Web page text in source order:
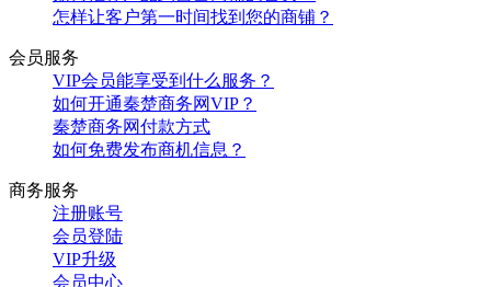
怎样让客户第一时间找到您的商铺？
会员服务
VIP会员能享受到什么服务？
如何开通秦楚商务网VIP？
秦楚商务网付款方式
如何免费发布商机信息？
商务服务
注册账号
会员登陆
VIP升级
会员中心